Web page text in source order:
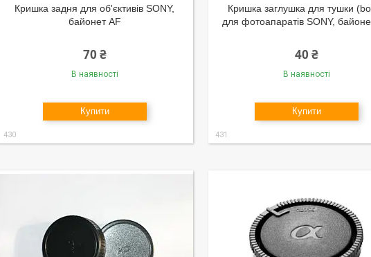
Кришка задня для об'єктивів SONY,
байонет AF
70 ₴
В наявності
Купити
430
Кришка заглушка для тушки
для фотоапаратів SONY,
40 ₴
В наявності
Купити
431